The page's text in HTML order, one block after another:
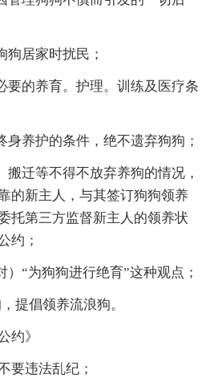
狗居家时扰民；
要的养育。护理。训练及医疗条
身养护的条件，绝不遗弃狗狗；
搬迁等不得不放弃养狗的情况，
的新主人，与其签订狗狗领养
托第三方监督新主人的领养状
约；
）“为狗狗进行绝育”这种观点；
提倡领养流浪狗。
约》
要违法乱纪；